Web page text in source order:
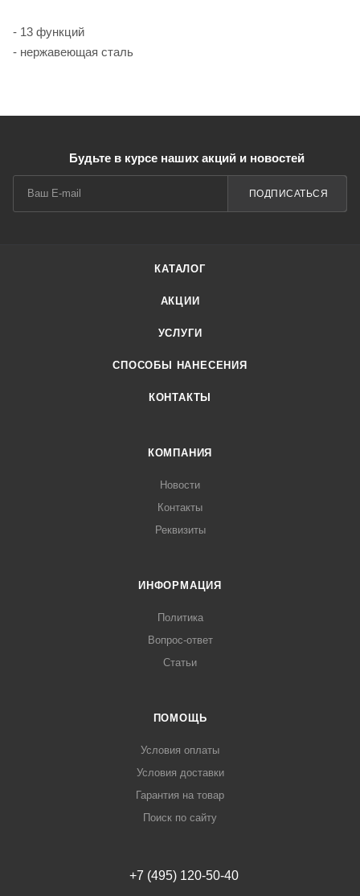
- 13 функций
- нержавеющая сталь
Будьте в курсе наших акций и новостей
ПОДПИСАТЬСЯ
КАТАЛОГ
АКЦИИ
УСЛУГИ
СПОСОБЫ НАНЕСЕНИЯ
КОНТАКТЫ
КОМПАНИЯ
Новости
Контакты
Реквизиты
ИНФОРМАЦИЯ
Политика
Вопрос-ответ
Статьи
ПОМОЩЬ
Условия оплаты
Условия доставки
Гарантия на товар
Поиск по сайту
+7 (495) 120-50-40